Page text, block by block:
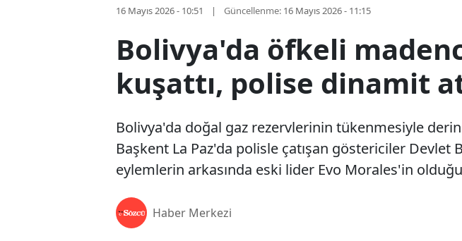
16 Mayıs 2026 - 10:51 Güncellenme: 16 Mayıs 2026 - 11:15
Bolivya'da öfkeli
kuşattı, polise dinamit
Bolivya'da doğal gaz rezervlerinin tükenmesiyle
Başkent La Paz'da polisle çatışan göstericiler Devlet
eylemlerin arkasında eski lider Evo Morales'in
Haber Merkezi